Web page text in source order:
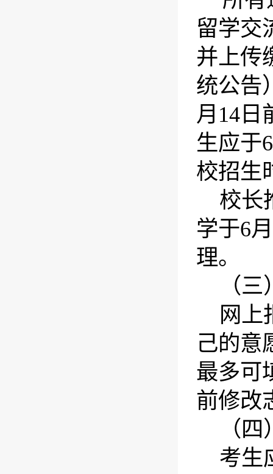
留学交
并上传
统公告
月 14 日
生应于6
校招生
校长
学于6月
理。
（
网上
己的意
最多可
前修改
（
考生